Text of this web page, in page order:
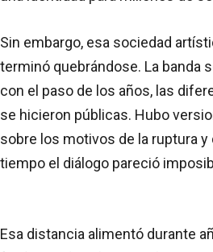
Sin embargo, esa sociedad
terminó quebrándose. La banda
con el paso de los años, las
se hicieron públicas. Hubo
sobre los motivos de la ruptura
tiempo el diálogo pareció
Esa distancia alimentó durante